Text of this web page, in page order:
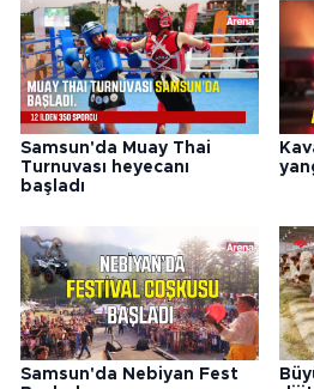
Samsun'da Muay Thai
Turnuvası heyecanı
başladı
Samsun'da Nebiyan Fest